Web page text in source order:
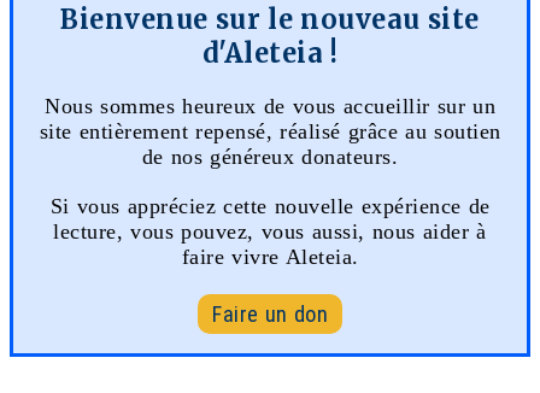
Bienvenue sur le nouveau site
d'Aleteia !
Nous sommes heureux de vous accueillir sur un
site entièrement repensé, réalisé grâce au soutien
de nos généreux donateurs.
Si vous appréciez cette nouvelle expérience de
lecture, vous pouvez, vous aussi, nous aider à
faire vivre Aleteia.
Faire un don